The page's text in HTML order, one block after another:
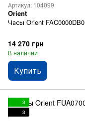
Артикул: 104099
Orient
Часы Orient FAC0000DB0
14 270 грн
В наличии
Купить
3
3